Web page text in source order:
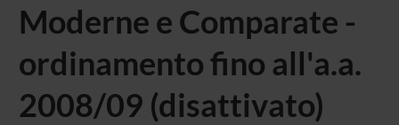
Moderne e Comparate -
ordinamento fino all'a.a.
2008/09 (disattivato)